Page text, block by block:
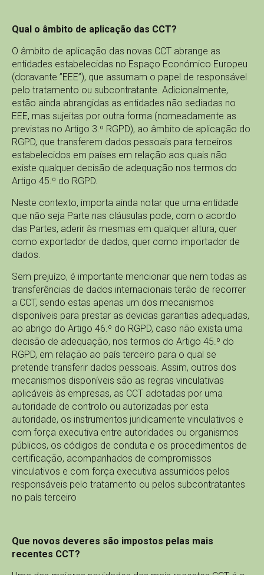
Qual o âmbito de aplicação das CCT?
O âmbito de aplicação das novas CCT abrange as
entidades estabelecidas no Espaço Económico Europeu
(doravante ”EEE”), que assumam o papel de responsável
pelo tratamento ou subcontratante. Adicionalmente,
estão ainda abrangidas as entidades não sediadas no
EEE, mas sujeitas por outra forma (nomeadamente as
previstas no Artigo 3.º RGPD), ao âmbito de aplicação do
RGPD, que transferem dados pessoais para terceiros
estabelecidos em países em relação aos quais não
existe qualquer decisão de adequação nos termos do
Artigo 45.º do RGPD.
Neste contexto, importa ainda notar que uma entidade
que não seja Parte nas cláusulas pode, com o acordo
das Partes, aderir às mesmas em qualquer altura, quer
como exportador de dados, quer como importador de
dados.
Sem prejuízo, é importante mencionar que nem todas as
transferências de dados internacionais terão de recorrer
a CCT, sendo estas apenas um dos mecanismos
disponíveis para prestar as devidas garantias adequadas,
ao abrigo do Artigo 46.º do RGPD, caso não exista uma
decisão de adequação, nos termos do Artigo 45.º do
RGPD, em relação ao país terceiro para o qual se
pretende transferir dados pessoais. Assim, outros dos
mecanismos disponíveis são as regras vinculativas
aplicáveis às empresas, as CCT adotadas por uma
autoridade de controlo ou autorizadas por esta
autoridade, os instrumentos juridicamente vinculativos e
com força executiva entre autoridades ou organismos
públicos, os códigos de conduta e os procedimentos de
certificação, acompanhados de compromissos
vinculativos e com força executiva assumidos pelos
responsáveis pelo tratamento ou pelos subcontratantes
no país terceiro
Que novos deveres são impostos pelas mais
recentes CCT?